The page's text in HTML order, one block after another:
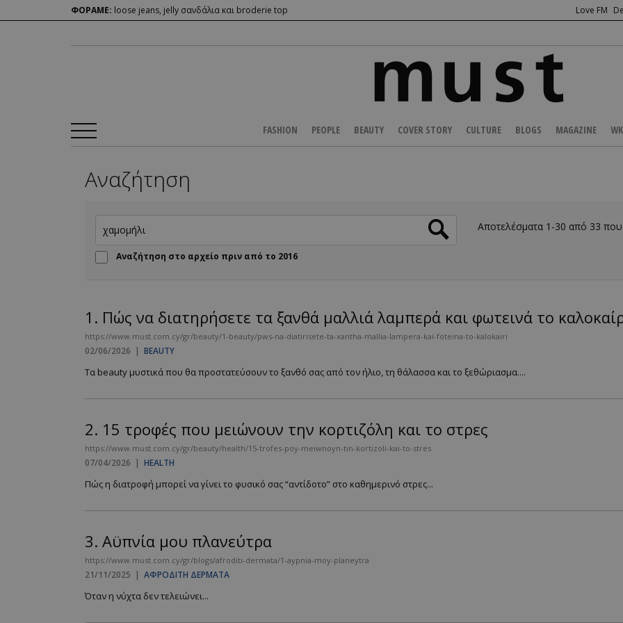
ΦΟΡΑΜΕ: loose jeans, jelly σανδάλια και broderie top Love FM
FASHION PEOPLE BEAUTY COVER STORY CULTURE BLOGS MAGAZINE
Αναζήτηση
Αναζήτηση στο αρχείο πριν από το 2016
Αποτελέσματα 1-30 από 33
1. Πώς να διατηρήσετε τα ξανθά μαλλιά λαμπερά και φωτεινά το
https://www.must.com.cy/gr/beauty/1-beauty/pws-na-diatirisete-ta-xantha-mallia-lampera-kai-foteina-to-kalokairi
02/06/2026 | BEAUTY
Τα beauty μυστικά που θα προστατεύσουν το ξανθό σας από τον ήλιο, τη θάλασσα και το ξεθώριασμα....
2. 15 τροφές που μειώνουν την κορτιζόλη και το στρες
https://www.must.com.cy/gr/beauty/health/15-trofes-poy-meiwnoyn-tin-kortizoli-kai-to-stres
07/04/2026 | HEALTH
Πώς η διατροφή μπορεί να γίνει το φυσικό σας “αντίδοτο” στο καθημερινό στρες...
3. Αϋπνία μου πλανεύτρα
https://www.must.com.cy/gr/blogs/afroditi-dermata/1-aypnia-moy-planeytra
21/11/2025 | ΑΦΡΟΔΙΤΗ ΔΕΡΜΑΤΑ
Όταν η νύχτα δεν τελειώνει...